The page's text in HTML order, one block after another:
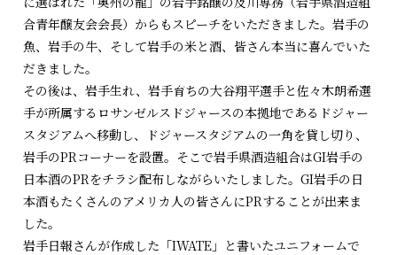
合青年醸友会会長）からもスピーチをいただきました。岩手の
魚、岩手の牛、そして岩手の米と酒、皆さん本当に喜んでいた
だきました。
その後は、岩手生れ、岩手育ちの大谷翔平選手と佐々木朗希選
手が所属するロサンゼルスドジャースの本拠地であるドジャー
スタジアムへ移動し、ドジャースタジアムの一角を貸し切り、
岩手のPRコーナーを設置。そこで岩手県酒造組合はGI岩手の
日本酒のPRをチラシ配布しながらいたしました。GI岩手の日
本酒もたくさんのアメリカ人の皆さんにPRすることが出来ま
した。
岩手日報さんが作成した「IWATE」と書いたユニフォームで